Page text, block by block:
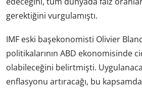
gerektiğini vurgulamıştı.
IMF eski başekonomisti Olivier
politikalarının ABD ekonomisinde
olabileceğini belirtmişti.
enflasyonu artıracağı, bu